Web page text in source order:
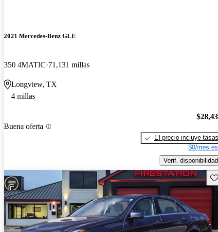
2021 Mercedes-Benz GLE
350 4MATIC 71,131 millas
Longview, TX
4 millas
Buena oferta
El precio incluye tasas
$0/mes
Verif. disponibilidad